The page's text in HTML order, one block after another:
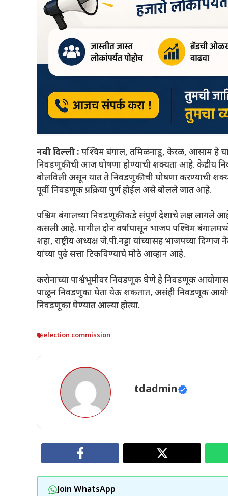
नवी दिल्ली : पश्‍चिम बंगाल, तमिळनाडू, केरळ, आसाम हे चार
निवडणुकीची आज घोषणा होण्याची शक्यता आहे. केद्रीय
बोलविली असून यात ते निवडणुकीची घोषणा करण्याची
पूर्वी निवडणूक प्रक्रिया पुर्ण होईल असे बोलले जात आहे.
पश्चिम बंगालच्या निवडणुकीकडे संपुर्ण देशाचे लक्ष लागले
कसली आहे. मागील दोन वर्षापासून भाजप पश्‍चिम बंगालमध्ये
शहा, राष्ट्रीय अध्यक्ष जे.पी.नड्डा यांच्यासह भाजपच्या
यांच्या पुढे सत्ता टिकविण्याचे मोठे आव्हान आहे.
करोनाच्या पार्श्वभूमीवर निवडणूक घेणे हे निवडणूक
पाळून निवडणुका घेता येऊ शकतात, असंही निवडणूक
निवडणूका घेण्यात आल्या होत्या.
election commission
tdadmin
Join WhatsApp